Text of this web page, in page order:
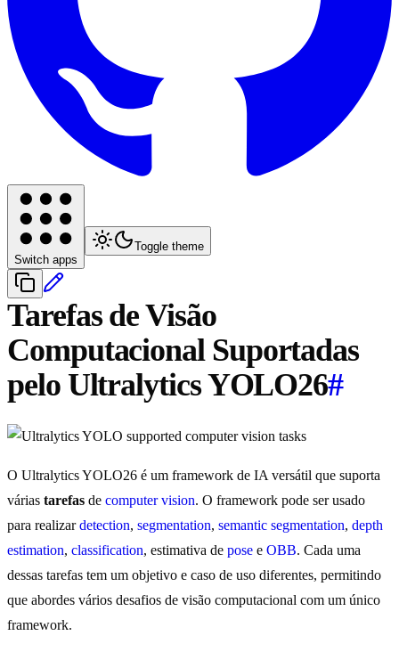
Switch apps
Toggle theme
Tarefas de Visão
Computacional Suportadas
pelo Ultralytics YOLO26#
O Ultralytics YOLO26 é um framework de IA versátil que suporta
várias tarefas de computer vision. O framework pode ser usado
para realizardetection, segmentation, semantic segmentation, depth
estimation, classification, estimativa de pose e OBB. Cada uma
dessas tarefas tem um objetivo e caso de uso diferentes, permitindo
que abordes vários desafios de visão computacional com um único
framework.